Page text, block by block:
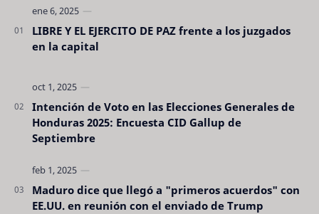
LIBRE Y EL EJERCITO DE PAZ frente a los juzgados
en la capital
Intención de Voto en las Elecciones Generales de
Honduras 2025: Encuesta CID Gallup de
Septiembre
Maduro dice que llegó a "primeros acuerdos" con
EE.UU. en reunión con el enviado de Trump